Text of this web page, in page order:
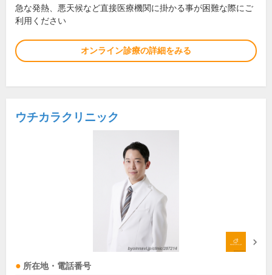
急な発熱、悪天候など直接医療機関に掛かる事が困難な際にご
利用ください
オンライン診療の詳細をみる
ウチカラクリニック
所在地・電話番号